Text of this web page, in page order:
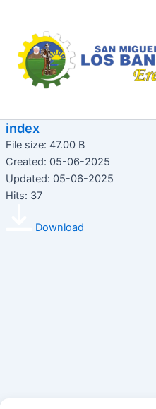
contenido
index
File size: 47.00 B
Created: 05-06-2025
Updated: 05-06-2025
Hits: 37
Download